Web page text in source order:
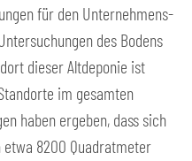
für den Unternehmens-
des Bodens
dieser Altdeponie ist
im gesamten
haben ergeben, dass sich
etwa 8200 Quadratmeter